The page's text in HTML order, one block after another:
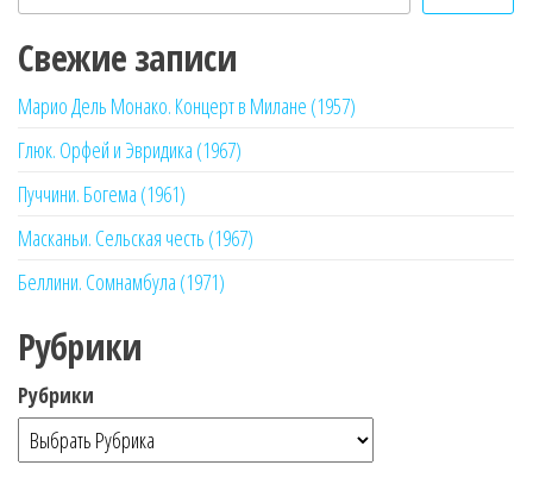
Свежие записи
Марио Дель Монако. Концерт в Милане (1957)
Глюк. Орфей и Эвридика (1967)
Пуччини. Богема (1961)
Масканьи. Сельская честь (1967)
Беллини. Сомнамбула (1971)
Рубрики
Рубрики